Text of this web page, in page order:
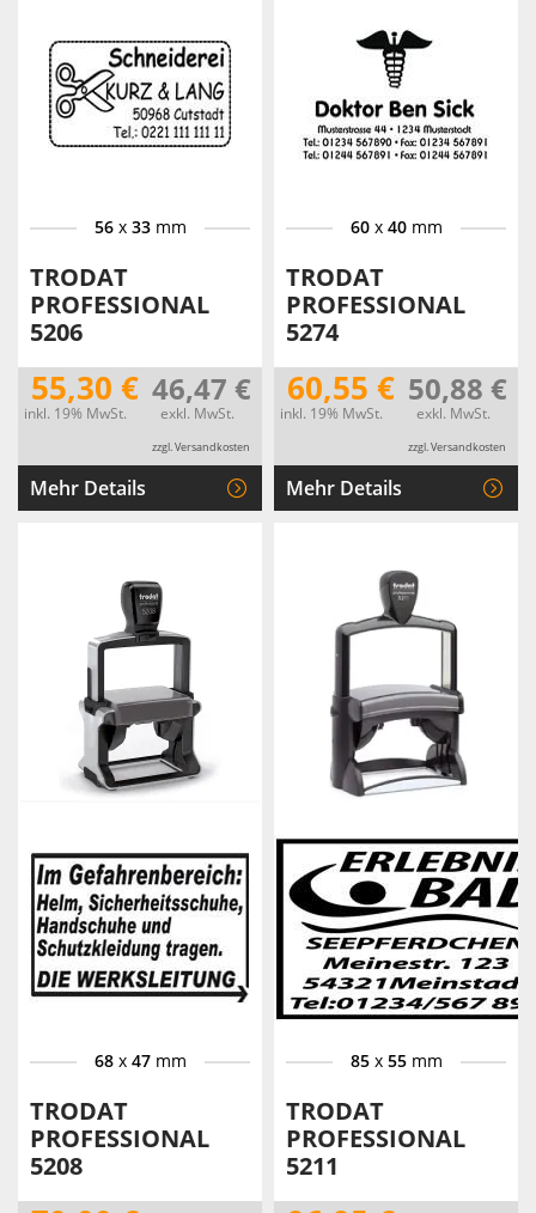
56x 33mm
TRODAT
PROFESSIONAL
5206
55,30 €
inkl. 19% MwSt.
46,47 €
exkl. MwSt.
zzgl. Versandkosten
Mehr Details
60x 40mm
TRODAT
PROFESSIONAL
5274
60,55 €
inkl. 19% MwSt.
50,88 €
exkl. MwSt.
zzgl. Versandkosten
Mehr Details
68x 47mm
TRODAT
PROFESSIONAL
5208
85x 55mm
TRODAT
PROFESSIONAL
5211